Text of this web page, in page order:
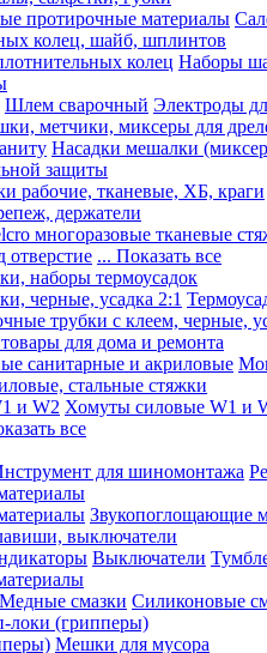
протирочные материалы
колец, шайб, шплинтов
колец Наборы
Шлем сварочный Электроды
метчики, миксеры для
Насадки мешалки
защиты
рабочие, тканевые, ХБ, краги
держатели
многоразовые тканевые
отверстие ... Показать все
наборы термоусадок
черные, усадка 2:1
трубки с клеем, черные,
для дома и ремонта
санитарные и акриловые
стальные стяжки
и W2 Хомуты силовые W1 и
все
для шиномонтажа
Звукопоглощающие
выключатели
Выключатели
Медные смазки Силиконовые
локи (грипперы)
Мешки для мусора